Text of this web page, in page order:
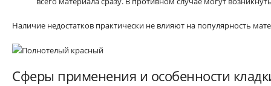
Наличие недостатков практически не влияют на популярность
Сферы применения и особенности